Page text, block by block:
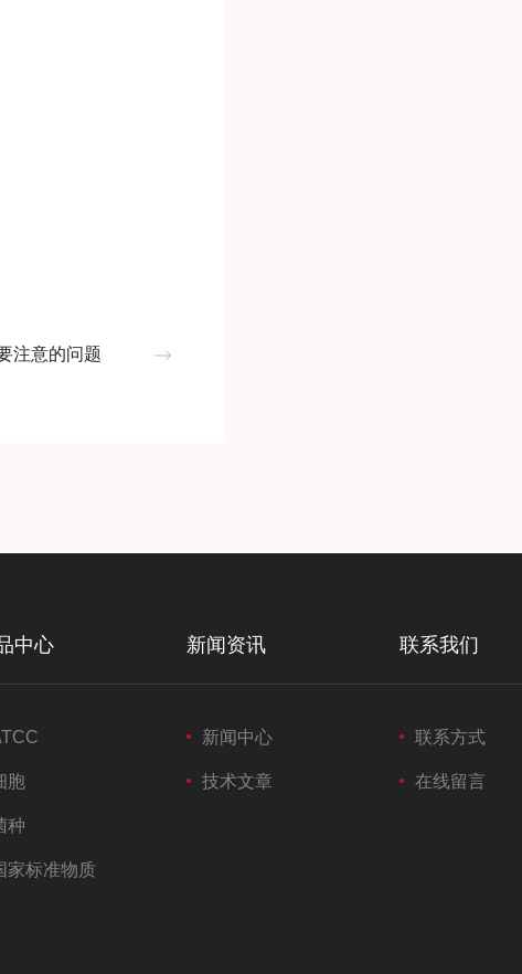
注意的问题
中心
胞
种
家标准物质
新闻资讯
新闻中心
技术文章
联系我们
联系方式
在线留言